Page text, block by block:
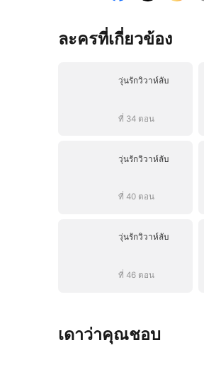
ละครที่เกี่ยวข้อง
วุ่นรักวิวาห์ลับ
ที่ 34 ตอน
วุ่นรักวิวาห์ลับ
ที่ 40 ตอน
วุ่นรักวิวาห์ลับ
ที่ 46 ตอน
เดาว่าคุณชอบ